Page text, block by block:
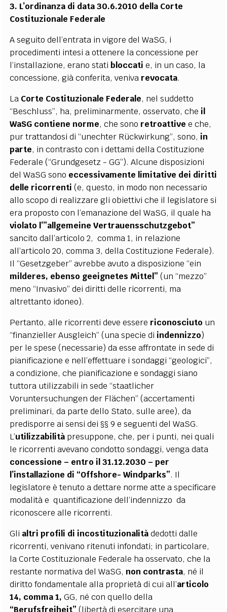
3. L’ordinanza di data 30.6.2010 della Corte
Costituzionale Federale
A seguito dell’entrata in vigore del WaSG, i
procedimenti intesi a ottenere la concessione per
l’installazione, erano statibloccatie, in un caso, la
concessione, già conferita, veniva revocata.
La Corte Costituzionale Federale, nel suddetto
“Beschluss”, ha, preliminarmente, osservato, che il
WaSG contiene norme, che sono retroattive e che,
pur trattandosi di “unechter Rückwirkung”, sono, in
parte, in contrasto con i dettami della Costituzione
Federale (“Grundgesetz - GG”). Alcune disposizioni
del WaSG sono eccessivamente limitative dei diritti
delle ricorrenti (e, questo, in modo non necessario
allo scopo di realizzare gli obiettivi che il legislatore si
era proposto con l’emanazione del WaSG, il quale ha
violato l’”allgemeine Vertrauensschutzgebot”
sancito dall’articolo 2, comma 1, in relazione
all’articolo 20, comma 3, della Costituzione Federale).
Il “Gesetzgeber” avrebbe avuto a disposizione “ein
milderes, ebenso geeignetes Mittel” (un “mezzo”
meno “Invasivo” dei diritti delle ricorrenti, ma
altrettanto idoneo).
Pertanto, alle ricorrenti deve essere riconosciuto un
“finanzieller Ausgleich” (una specie di indennizzo)
per le spese (necessarie) da esse affrontate in sede di
pianificazione e nell’effettuare i sondaggi “geologici”,
a condizione, che pianificazione e sondaggi siano
tuttora utilizzabili in sede “staatlicher
Voruntersuchungen der Flächen” (accertamenti
preliminari, da parte dello Stato, sulle aree), da
predisporre ai sensi dei §§ 9 e seguenti del WaSG.
L’utilizzabilità presuppone, che, per i punti, nei quali
le ricorrenti avevano condotto sondaggi, venga data
concessione – entro il 31.12.2030 – per
l’installazione di “Offshore- Windparks”. Il
legislatore è tenuto a dettare norme atte a specificare
modalità e quantificazione dell’indennizzo da
riconoscere alle ricorrenti.
Gli altri profili di incostituzionalitàdedotti dalle
ricorrenti, venivano ritenuti infondati; in particolare,
la Corte Costituzionale Federale ha osservato, che la
restante normativa del WaSG, non contrasta, né il
diritto fondamentale alla proprietà di cui all’articolo
14, comma 1, GG, né con quello della
“Berufsfreiheit”(libertà di esercitare una